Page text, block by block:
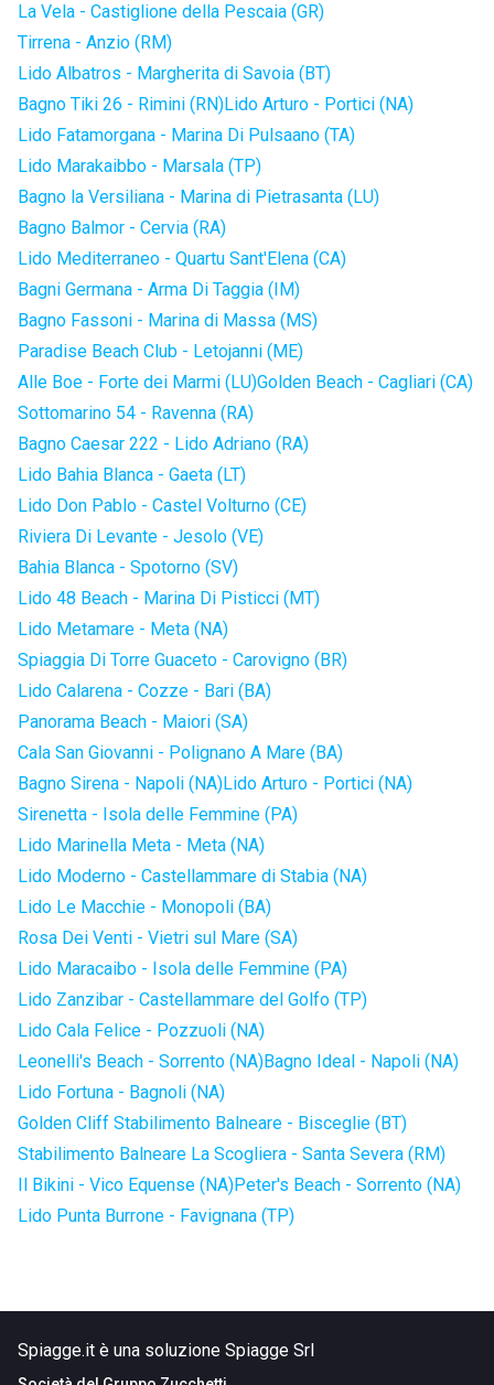
La Vela - Castiglione della Pescaia (GR)
Tirrena - Anzio (RM)
Lido Albatros - Margherita di Savoia (BT)
Bagno Tiki 26 - Rimini (RN)Lido Arturo - Portici (NA)
Lido Fatamorgana - Marina Di Pulsaano (TA)
Lido Marakaibbo - Marsala (TP)
Bagno la Versiliana - Marina di Pietrasanta (LU)
Bagno Balmor - Cervia (RA)
Lido Mediterraneo - Quartu Sant'Elena (CA)
Bagni Germana - Arma Di Taggia (IM)
Bagno Fassoni - Marina di Massa (MS)
Paradise Beach Club - Letojanni (ME)
Alle Boe - Forte dei Marmi (LU)Golden Beach - Cagliari (CA)
Sottomarino 54 - Ravenna (RA)
Bagno Caesar 222 - Lido Adriano (RA)
Lido Bahia Blanca - Gaeta (LT)
Lido Don Pablo - Castel Volturno (CE)
Riviera Di Levante - Jesolo (VE)
Bahia Blanca - Spotorno (SV)
Lido 48 Beach - Marina Di Pisticci (MT)
Lido Metamare - Meta (NA)
Spiaggia Di Torre Guaceto - Carovigno (BR)
Lido Calarena - Cozze - Bari (BA)
Panorama Beach - Maiori (SA)
Cala San Giovanni - Polignano A Mare (BA)
Bagno Sirena - Napoli (NA)Lido Arturo - Portici (NA)
Sirenetta - Isola delle Femmine (PA)
Lido Marinella Meta - Meta (NA)
Lido Moderno - Castellammare di Stabia (NA)
Lido Le Macchie - Monopoli (BA)
Rosa Dei Venti - Vietri sul Mare (SA)
Lido Maracaibo - Isola delle Femmine (PA)
Lido Zanzibar - Castellammare del Golfo (TP)
Lido Cala Felice - Pozzuoli (NA)
Leonelli's Beach - Sorrento (NA)Bagno Ideal - Napoli (NA)
Lido Fortuna - Bagnoli (NA)
Golden Cliff Stabilimento Balneare - Bisceglie (BT)
Stabilimento Balneare La Scogliera - Santa Severa (RM)
Il Bikini - Vico Equense (NA)Peter's Beach - Sorrento (NA)
Lido Punta Burrone - Favignana (TP)
Spiagge.it è una soluzione Spiagge Srl